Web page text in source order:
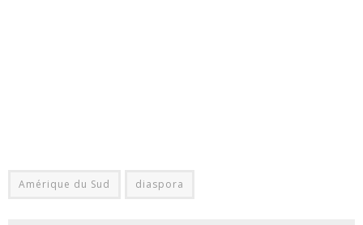
Amérique du Sud diaspora